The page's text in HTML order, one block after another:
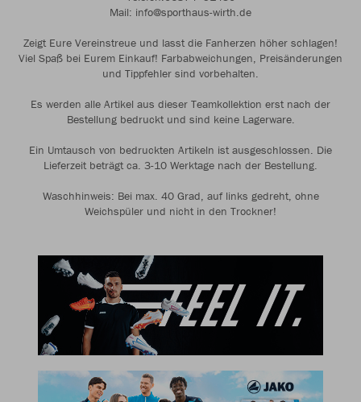
Mail: info@sporthaus-wirth.de
Zeigt Eure Vereinstreue und lasst die Fanherzen höher schlagen!
Viel Spaß bei Eurem Einkauf! Farbabweichungen, Preisänderungen
und Tippfehler sind vorbehalten.
Es werden alle Artikel aus dieser Teamkollektion erst nach der
Bestellung bedruckt und sind keine Lagerware.
Ein Umtausch von bedruckten Artikeln ist ausgeschlossen. Die
Lieferzeit beträgt ca. 3-10 Werktage nach der Bestellung.
Waschhinweis: Bei max. 40 Grad, auf links gedreht, ohne
Weichspüler und nicht in den Trockner!